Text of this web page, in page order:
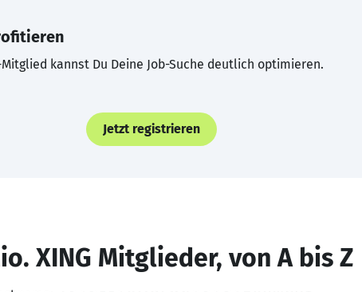
kannst Du Deine Job-Suche deutlich optimieren.
Jetzt registrieren
XING Mitglieder, von A bis Z